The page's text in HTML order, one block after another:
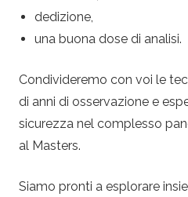
m
e
s
s
dedizione,
una buona dose di analisi.
Condivideremo con voi le
di anni di osservazione e
sicurezza nel complesso
al Masters.
Siamo pronti a esplorare